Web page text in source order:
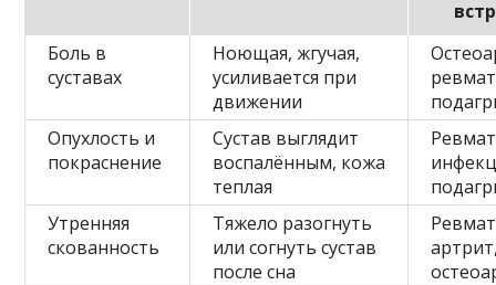
Боль в
суставах
Ноющая, жгучая,
усиливается при
движении
Опухлость и
покраснение
Сустав выглядит
воспалённым, кожа
теплая
Утренняя
скованность
Тяжело разогнуть
или согнуть сустав
после сна